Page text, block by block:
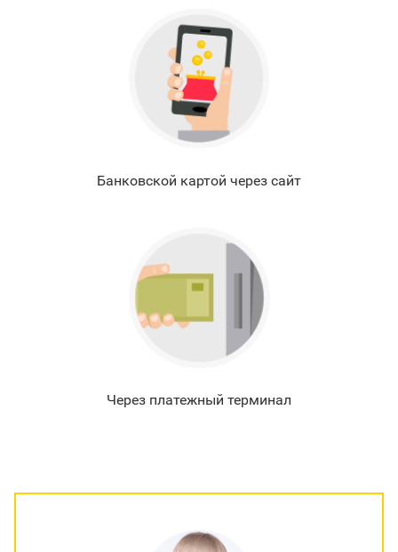
Банковской картой через сайт
Через платежный терминал